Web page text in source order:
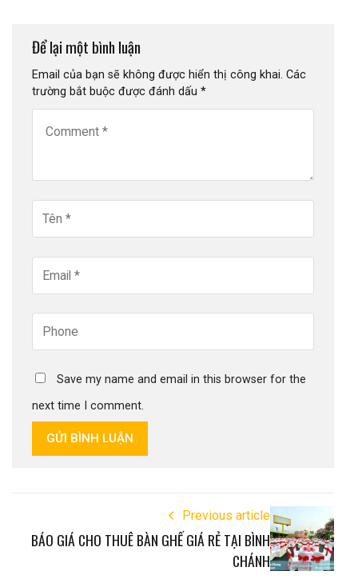
Để lại một bình luận
Email của bạn sẽ không được hiển thị công khai. Các
trường bắt buộc được đánh dấu *
Save my name and email in this browser for the
next time I comment.
GỬI BÌNH LUẬN
Previous article
BÁO GIÁ CHO THUÊ BÀN GHẾ GIÁ RẺ TẠI BÌNH
CHÁNH